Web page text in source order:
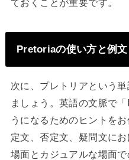
ておくことが重要です。
Pretoriaの使い方と例文
次に、プレトリアという
ましょう。英語の文脈で
うになるためのヒントを
定文、否定文、疑問文に
場面とカジュアルな場面で